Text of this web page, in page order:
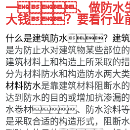
一、做防水生
大钱？要看行业
什么是建筑防水？建
是为防止水对建筑物某些部
建筑材料上和构造上所采取
分为材料防水和构造防水两
材料防水是靠建筑材料阻断
达到防水的目的或增加抗渗
水卷材、防水涂料
是采取合适的构造形式，阻